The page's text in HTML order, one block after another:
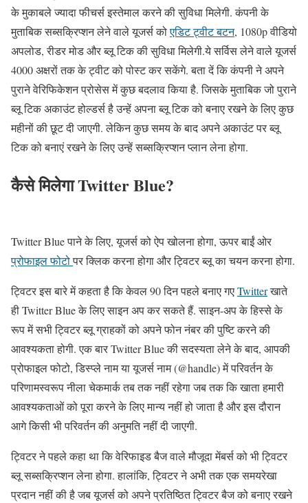
के मुकाबले ज्यादा फीचर्स इस्तेमाल करने की सुविधा मिलेगी. कंपनी के
मुताबिक सब्सक्रिप्शन लेने वाले यूजर्स कोएडिट ट्वीट बटन, 1080p वीडियो
अपलोड, रीडर मोड और ब्लू टिक की सुविधा मिलेगी.ये सर्विस लेने वाले यूजर्स
4000 अक्षरों तक के ट्वीट को पोस्ट कर सकेंगे. बता दें कि कंपनी ने अपने
पुराने वेरिफिकेशन प्रोसेस में कुछ बदलाव किया है. जिसके मुताबिक जो पुराने
ब्लू टिक अकाउंट होल्डर्स है उन्हें अपना ब्लू टिक को बनाए रखने के लिए कुछ
महीनों की छूट दी जाएगी. लेकिन कुछ समय के बाद अपने अकाउंट पर ब्लू
टिक को बनाएं रखने के लिए उन्हें सब्सक्रिप्शन प्लान लेना होगा.
कैसे मिलेगा Twitter Blue?
Twitter Blue पाने के लिए, यूजर्स को ऐप खोलना होगा, ऊपर बाईं ओर
प्रोफाइल फोटोपर क्लिक करना होगा और ट्विटर ब्लू का चयन करना होगा.
ट्विटर इस बारे में कहता है कि केवल 90 दिन पहले बनाए गएTwitterखाते
ही Twitter Blue के लिए साइन अप कर सकते हैं. साइन-अप के हिस्से के
रूप में सभी ट्विटर ब्लू ग्राहकों को अपने फोन नंबर की पुष्टि करने की
आवश्यकता होगी. एक बार Twitter Blue की सदस्यता लेने के बाद, आपकी
प्रोफाइल फोटो, डिस्प्ले नाम या यूजर्स नाम (@handle) में परिवर्तन के
परिणामस्वरूप नीला चेकमार्क तब तक नहीं रहेगा जब तक कि खाता हमारी
आवश्यकताओं को पूरा करने के लिए मान्य नहीं हो जाता है और इस दौरान
आगे किसी भी परिवर्तन की अनुमति नहीं दी जाएगी.
ट्विटर ने पहले कहा था कि वेरिफाइड बैज वाले मौजूदा मेंबर्स को भी ट्विटर
ब्लू सब्सक्रिप्शन लेना होगा. हालांकि, ट्विटर ने अभी तक एक समयरेखा
प्रदान नहीं की है जब यूजर्स को अपने प्रतिष्ठित ट्विटर बैज को बनाए रखने